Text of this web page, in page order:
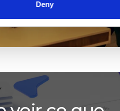
DenyCOLLABORER
COMMENTAIRES